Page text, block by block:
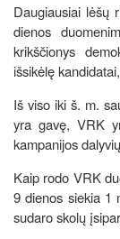
Daugiausiai lėšų
dienos
krikščionys
išsikėlę
Iš viso iki š. m.
yra gavę, VRK
kampanijos
Kaip rodo VRK
9 dienos siekia 1
sudaro skolų